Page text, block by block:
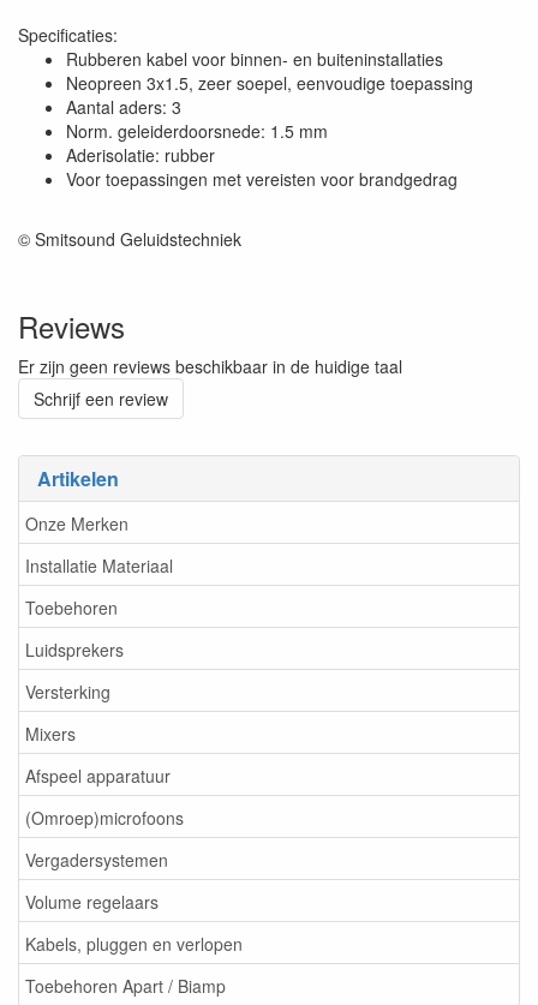
Artikelen
Onze Merken
Installatie Materiaal
Toebehoren
Luidsprekers
Versterking
Mixers
Afspeel apparatuur
(Omroep)microfoons
Vergadersystemen
Volume regelaars
Kabels, pluggen en verlopen
Toebehoren Apart / Biamp
Specificaties:
Rubberen kabel voor binnen- en buiteninstallaties
Neopreen 3x1.5, zeer soepel, eenvoudige toepassing
Aantal aders: 3
Norm. geleiderdoorsnede: 1.5 mm
Aderisolatie: rubber
Voor toepassingen met vereisten voor brandgedrag
© Smitsound Geluidstechniek
Reviews
Er zijn geen reviews beschikbaar in de huidige taal
Schrijf een review